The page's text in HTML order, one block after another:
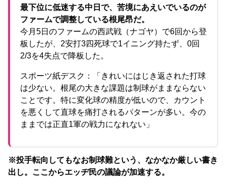
最下位に低迷する中日で、苦境にあえいでいるのが
ファームで調整している根尾昂だ。
今月5日のファームの西武戦（ナゴヤ）で6回から登
板したが、2安打3四死球で1イニング持たず、0回
2/3を4失点で降板した。
スポーツ紙デスク：「きれいにはじき返された打球
は少ない。根尾の大きな課題は制球がままならない
ことです。特に変化球の精度が低いので、カウント
を悪くして直球を痛打されるパターンが多い。今の
ままでは正直1軍の戦力になれない」
※投手転向してもなお制球難という、なかなか厳しい書き
出し。ここからエッヂ民の議論が加速する。